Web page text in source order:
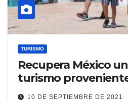
TURISMO
Recupera México
turismo
10 DE SEPTIEMBRE DE 2021